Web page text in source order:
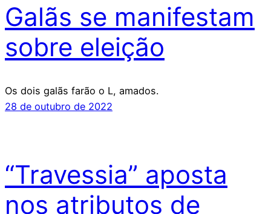
Galãs se manifestam
sobre eleição
Os dois galãs farão o L, amados.
28 de outubro de 2022
“Travessia” aposta
nos atributos de